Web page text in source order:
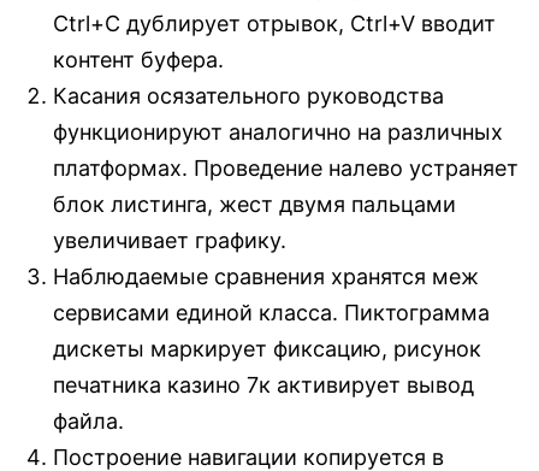
Ctrl+C дублирует отрывок, Ctrl+V вводит
контент буфера.
Касания осязательного руководства
функционируют аналогично на различных
платформах. Проведение налево устраняет
блок листинга, жест двумя пальцами
увеличивает графику.
Наблюдаемые сравнения хранятся меж
сервисами единой класса. Пиктограмма
дискеты маркирует фиксацию, рисунок
печатника казино 7к активирует вывод
файла.
Построение навигации копируется в